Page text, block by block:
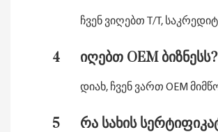
ჩვენ ვიღებთ T/T,
4 იღებთ OEM ბიზნესს?
დიახ, ჩვენ ვართ OEM
5 რა სახის